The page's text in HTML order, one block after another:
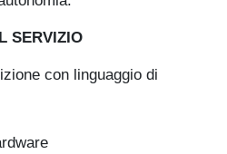
SERVIZIO
con linguaggio di